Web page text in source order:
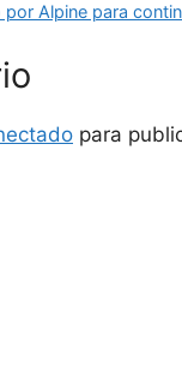
Alpine para
para